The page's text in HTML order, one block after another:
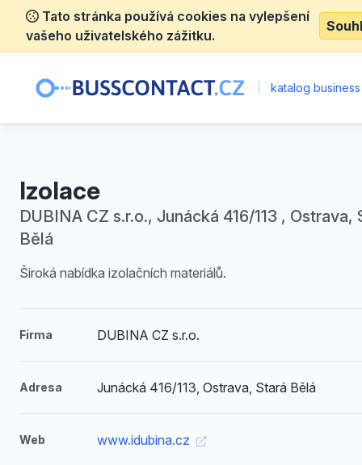
Tato stránka používá cookies na vylepšení
vašeho uživatelského zážitku.
katalog
Izolace
DUBINA CZ s.r.o., Junácká 416/113 , Ostrava,
Bělá
Široká nabídka izolačních materiálů.
Firma DUBINA CZ s.r.o.
Adresa Junácká 416/113, Ostrava, Stará Bělá
Web www.idubina.cz